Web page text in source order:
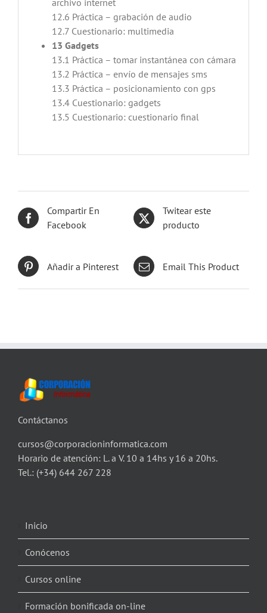
12.6 Práctica – grabación de audio
12.7 Cuestionario: multimedia
13 Gadgets
13.1 Práctica – tomar instantánea con cámara
13.2 Práctica – envío de mensajes sms
13.3 Práctica – posicionamiento con gps
13.4 Cuestionario: gadgets
13.5 Cuestionario: cuestionario final
Compartir En
Facebook
Twitear este
producto
Añadir a Pinterest Email This Product
Contáctanos
cursos@corporacioninformatica.com
Horario de atención: L. a V. 10 a 14hs y 16 a 20hs.
Tel.: (+34) 644 267 228
Inicio
Conócenos
Cursos online
Formación bonificada on-line